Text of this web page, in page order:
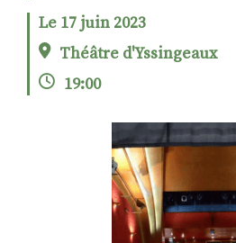
ROSÉE DE MAI
RECHERCHER
S'INSCRIRE À LA
FACEBOOK
Le 17 juin 2023
Théâtre d'Yssingeaux
19:00